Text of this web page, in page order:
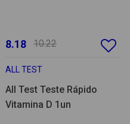
8.18 10.22
ALL TEST
All Test Teste Rápido
Vitamina D 1un